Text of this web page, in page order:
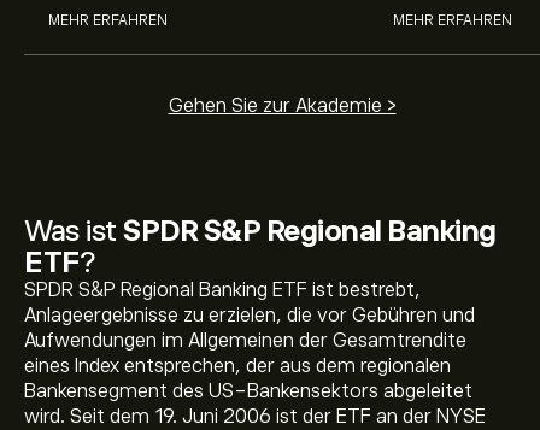
Was ist SPDR S&P Regional Banking
ETF?
SPDR S&P Regional Banking ETF ist bestrebt,
Anlageergebnisse zu erzielen, die vor Gebühren und
Aufwendungen im Allgemeinen der Gesamtrendite
eines Index entsprechen, der aus dem regionalen
Bankensegment des US-Bankensektors abgeleitet
wird. Seit dem 19. Juni 2006 ist der ETF an der NYSE
MEHR ERFAHREN MEHR ERFAHREN
Gehen Sie zur Akademie >
Der aktuelle Preis von KRE beträgt 76.21‎$‎ USD
Allzeithoch von SPDR S&P Regional Banking ETF liegt
bei 78.73‎$‎ USD